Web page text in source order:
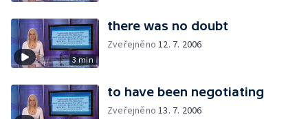
3 min
there was no doubt
Zveřejněno12. 7. 2006
to have been negotiating
Zveřejněno13. 7. 2006